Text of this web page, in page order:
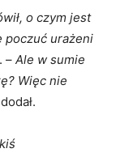
o czym jest
poczuć urażeni
– Ale w sumie
Więc nie